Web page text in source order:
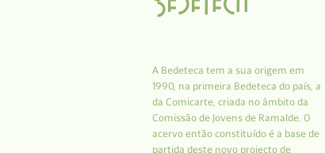
A Bedeteca tem a sua origem em
1990, na primeira Bedeteca do país, a
da Comicarte, criada no âmbito da
Comissão de Jovens de Ramalde. O
acervo então constituído é a base de
partida deste novo projecto de